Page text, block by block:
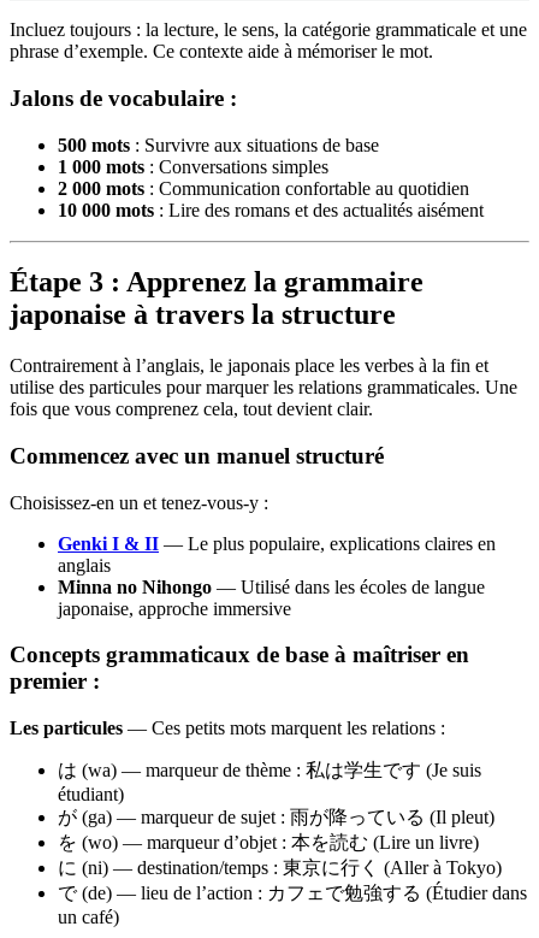
Incluez toujours : la lecture, le sens, la catégorie grammaticale et une
phrase d’exemple. Ce contexte aide à mémoriser le mot.
Jalons de vocabulaire :
500 mots : Survivre aux situations de base
1 000 mots : Conversations simples
2 000 mots : Communication confortable au quotidien
10 000 mots : Lire des romans et des actualités aisément
Étape 3 : Apprenez la grammaire
japonaise à travers la structure
Contrairement à l’anglais, le japonais place les verbes à la fin et
utilise des particules pour marquer les relations grammaticales. Une
fois que vous comprenez cela, tout devient clair.
Commencez avec un manuel structuré
Choisissez-en un et tenez-vous-y :
Genki I & II — Le plus populaire, explications claires en
anglais
Minna no Nihongo — Utilisé dans les écoles de langue
japonaise, approche immersive
Concepts grammaticaux de base à maîtriser en
premier :
Les particules — Ces petits mots marquent les relations :
は (wa) — marqueur de thème : 私は学生です (Je suis
étudiant)
が (ga) — marqueur de sujet : 雨が降っている (Il pleut)
を (wo) — marqueur d’objet : 本を読む (Lire un livre)
に (ni) — destination/temps : 東京に行く (Aller à Tokyo)
で (de) — lieu de l’action : カフェで勉強する (Étudier dans
un café)